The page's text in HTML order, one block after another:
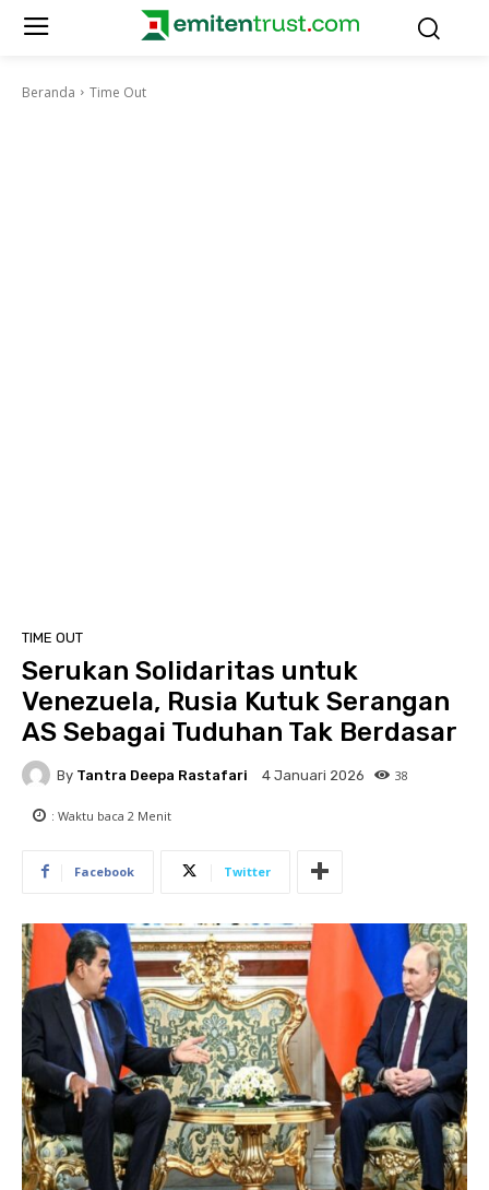
Beranda Time Out
TIME OUT
Serukan Solidaritas untuk
Venezuela, Rusia Kutuk Serangan
AS Sebagai Tuduhan Tak Berdasar
By Tantra Deepa Rastafari 4 Januari 2026 38
: Waktu baca 2 Menit
Facebook Twitter